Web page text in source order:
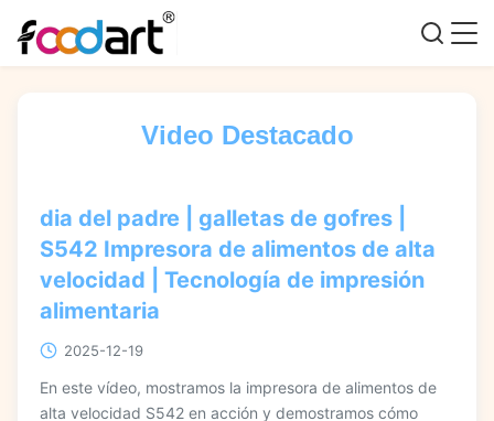
Video Destacado
dia del padre | galletas de gofres |
S542 Impresora de alimentos de alta
velocidad | Tecnología de impresión
alimentaria
2025-12-19
En este vídeo, mostramos la impresora de alimentos de
alta velocidad S542 en acción y demostramos cómo